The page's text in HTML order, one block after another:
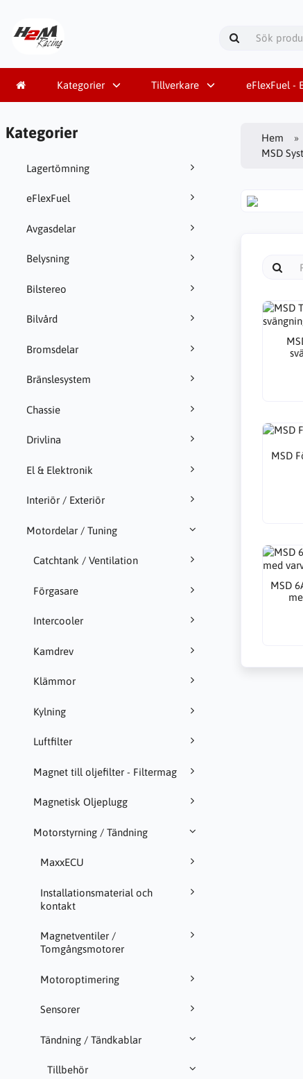
Kategorier Tillverkare eFlexFuel -
Kategorier
Lagertömning
eFlexFuel
Avgasdelar
Belysning
Bilstereo
Bilvård
Bromsdelar
Bränslesystem
Chassie
Drivlina
El & Elektronik
Interiör / Exteriör
Motordelar / Tuning
Catchtank / Ventilation
Förgasare
Intercooler
Kamdrev
Klämmor
Kylning
Luftfilter
Magnet till oljefilter - Filtermag
Magnetisk Oljeplugg
Motorstyrning / Tändning
MaxxECU
Installationsmaterial och
kontakt
Magnetventiler /
Tomgångsmotorer
Motoroptimering
Sensorer
Tändning / Tändkablar
Tillbehör
Hem
MSD
MSD
MSD